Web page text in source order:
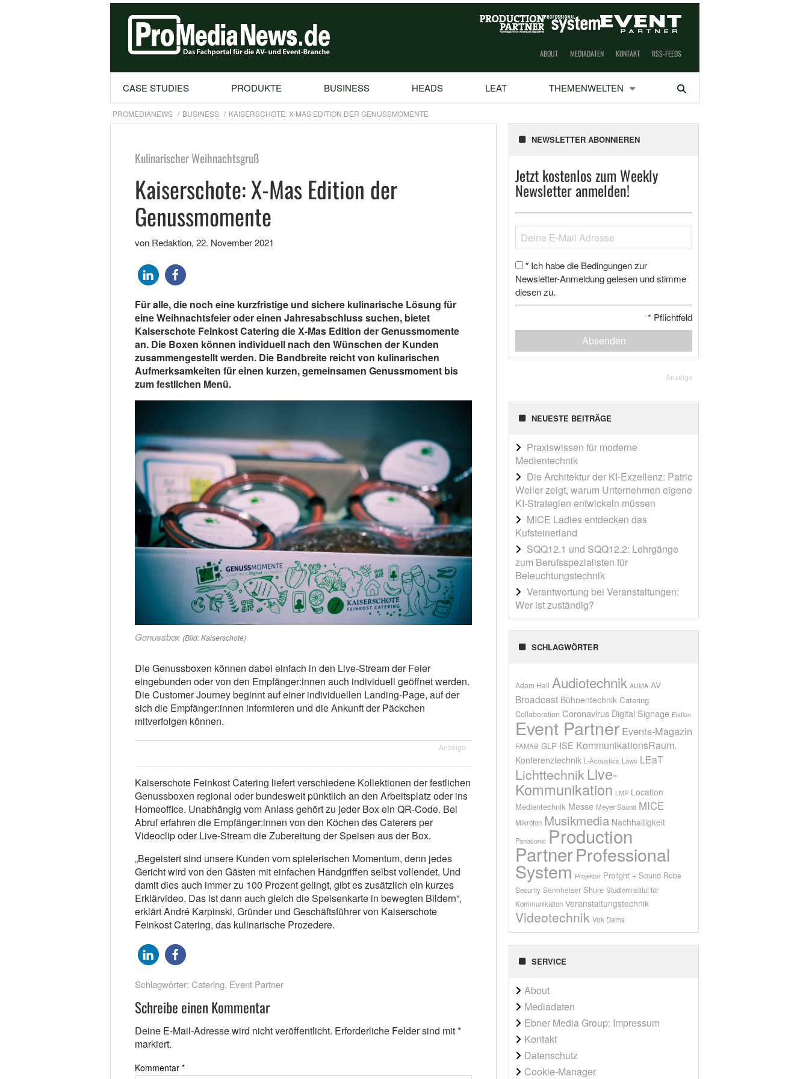
ABOUT MEDIADATEN KONTAKT RSS-FEEDS
CASE STUDIES PRODUKTE BUSINESS HEADS LEAT THEMENWELTEN Suchen
PROMEDIANEWS BUSINESS KAISERSCHOTE: X-MAS EDITION DER GENUSSMOMENTE
Kulinarischer Weihnachtsgruß
Kaiserschote: X-Mas Edition der
Genussmomente
von Redaktion, 22. November 2021
Für alle, die noch eine kurzfristige und sichere kulinarische Lösung für
eine Weihnachtsfeier oder einen Jahresabschluss suchen, bietet
Kaiserschote Feinkost Catering die X-Mas Edition der Genussmomente
an. Die Boxen können individuell nach den Wünschen der Kunden
zusammengestellt werden. Die Bandbreite reicht von kulinarischen
Aufmerksamkeiten für einen kurzen, gemeinsamen Genussmoment bis
zum festlichen Menü.
Genussbox (Bild: Kaiserschote)
Die Genussboxen können dabei einfach in den Live-Stream der Feier
eingebunden oder von den Empfänger:innen auch individuell geöffnet werden.
Die Customer Journey beginnt auf einer individuellen Landing-Page, auf der
sich die Empfänger:innen informieren und die Ankunft der Päckchen
mitverfolgen können.
Anzeige
Kaiserschote Feinkost Catering liefert verschiedene Kollektionen der festlichen
Genussboxen regional oder bundesweit pünktlich an den Arbeitsplatz oder ins
Homeoffice. Unabhängig vom Anlass gehört zu jeder Box ein QR-Code. Bei
Abruf erfahren die Empfänger:innen von den Köchen des Caterers per
Videoclip oder Live-Stream die Zubereitung der Speisen aus der Box.
„Begeistert sind unsere Kunden vom spielerischen Momentum, denn jedes
Gericht wird von den Gästen mit einfachen Handgriffen selbst vollendet. Und
damit dies auch immer zu 100 Prozent gelingt, gibt es zusätzlich ein kurzes
Erklärvideo. Das ist dann auch gleich die Speisenkarte in bewegten Bildern“,
erklärt André Karpinski, Gründer und Geschäftsführer von Kaiserschote
Feinkost Catering, das kulinarische Prozedere.
Schlagwörter: Catering, Event Partner
Schreibe einen Kommentar
Deine E-Mail-Adresse wird nicht veröffentlicht. Erforderliche Felder sind mit*
markiert.
Kommentar *
NEWSLETTER ABONNIEREN
Jetzt kostenlos zum Weekly
Newsletter anmelden!
* Ich habe die Bedingungen zur
Newsletter-Anmeldung gelesen und stimme
diesen zu.
* Pflichtfeld
Absenden
Anzeige
NEUESTE BEITRÄGE
Praxiswissen für moderne
Medientechnik
Die Architektur der KI-Exzellenz: Patric
Weiler zeigt, warum Unternehmen eigene
KI-Strategien entwickeln müssen
MICE Ladies entdecken das
Kufsteinerland
SQQ12.1 und SQQ12.2: Lehrgänge
zum Berufsspezialisten für
Beleuchtungstechnik
Verantwortung bei Veranstaltungen:
Wer ist zuständig?
SCHLAGWÖRTER
Adam Hall Audiotechnik AUMA AV
Broadcast Bühnentechnik Catering
Collaboration Coronavirus Digital Signage Elation
Event Partner Events-Magazin
FAMAB GLP ISE KommunikationsRaum.
Konferenztechnik L-Acoustics Lawo LEaT
Lichttechnik Live-
Kommunikation LMP Location
Medientechnik Messe Meyer Sound MICE
Mikrofon Musikmedia Nachhaltigkeit
Panasonic Production
PartnerProfessional
System Projektor Prolight + Sound Robe
Security Sennheiser Shure Studieninstitut für
Kommunikation Veranstaltungstechnik
Videotechnik Vok Dams
SERVICE
About
Mediadaten
Ebner Media Group: Impressum
Kontakt
Datenschutz
Cookie-Manager